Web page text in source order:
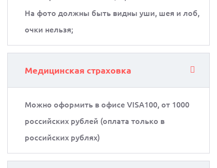
На фото должны быть видны уши, шея и лоб,
очки нельзя;
Медицинская страховка
Можно оформить в офисе VISA100, от 1000
российских рублей (оплата только в
российских рублях)